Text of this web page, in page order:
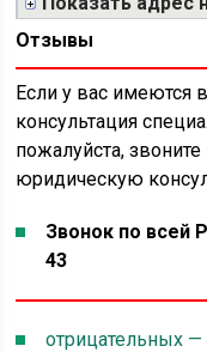
Отзывы
Если у вас имеются
консультация
пожалуйста,
юридическую
Звонок по всей
43
отрицательных —